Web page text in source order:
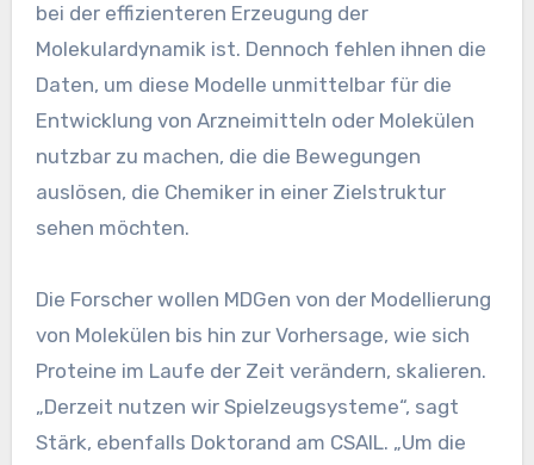
bei der effizienteren Erzeugung der
Molekulardynamik ist. Dennoch fehlen ihnen die
Daten, um diese Modelle unmittelbar für die
Entwicklung von Arzneimitteln oder Molekülen
nutzbar zu machen, die die Bewegungen
auslösen, die Chemiker in einer Zielstruktur
sehen möchten.
Die Forscher wollen MDGen von der Modellierung
von Molekülen bis hin zur Vorhersage, wie sich
Proteine ​​im Laufe der Zeit verändern, skalieren.
„Derzeit nutzen wir Spielzeugsysteme“, sagt
Stärk, ebenfalls Doktorand am CSAIL. „Um die